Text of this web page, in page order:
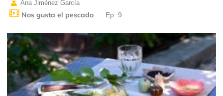
Ana Jiménez García
Nos gusta el pescado Ep: 9